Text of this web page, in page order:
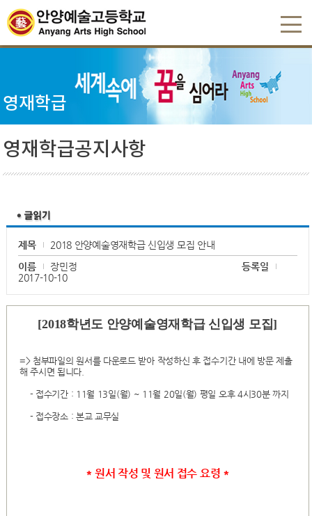
영재학급
영재학급공지사항
제목
2018 안양예술영재학급 신입생 모집 안내
이름
장민정
등록일
2017-10-10
[2018학년도 안양예술영재학급 신입생 모집]
=> 첨부파일의 원서를 다운로드 받아 작성하신 후 접수기간 내에 방문 제출
해 주시면 됩니다.
- 접수기간 : 11월 13일(월) ~ 11월 20일(월) 평일 오후 4시30분 까지
- 접수장소 : 본교 교무실
* 원서 작성 및 원서 접수 요령 *